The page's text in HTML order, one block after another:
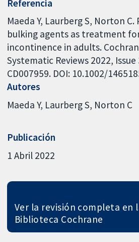
Referencia
Maeda Y, Laurberg S, Norton
bulking agents as treatment
incontinence in adults.
Systematic Reviews 2022, Issue
CD007959. DOI: 10.1002/
Autores
Maeda Y Laurberg S Norton C
Publicación
1 Abril 2022
Ver la revisión completa en
Biblioteca Cochrane